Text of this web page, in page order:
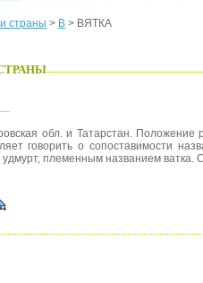
страны > В > ВЯТКА
обл. и Татарстан. Положение
говорить о сопоставимости
племенным названием ватка.